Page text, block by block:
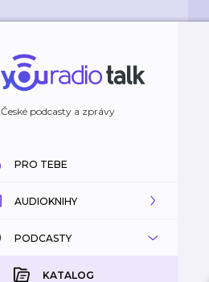
České podcasty a zprávy
PRO TEBE
AUDIOKNIHY
KATALOG
KOUPENÉ
PODCASTY
KATALOG